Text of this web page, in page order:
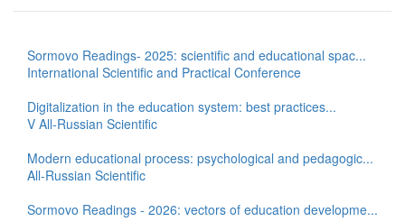
Sormovo Readings- 2025: scientific and educational spac...
International Scientific and Practical Conference
Digitalization in the education system: best practices...
V All-Russian Scientific
Modern educational process: psychological and pedagogic...
All-Russian Scientific
Sormovo Readings - 2026: vectors of education developme...